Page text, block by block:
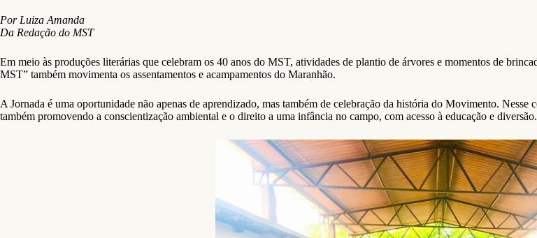
Por Luiza Amanda
Da Redação do MST
Em meio às produções literárias que celebram os 40 anos do MST, atividades de plantio de árvores e momentos de
MST” também movimenta os assentamentos e acampamentos do Maranhão.
A Jornada é uma oportunidade não apenas de aprendizado, mas também de celebração da história do Movimento.
também promovendo a conscientização ambiental e o direito a uma infância no campo, com acesso à educação e diversão.